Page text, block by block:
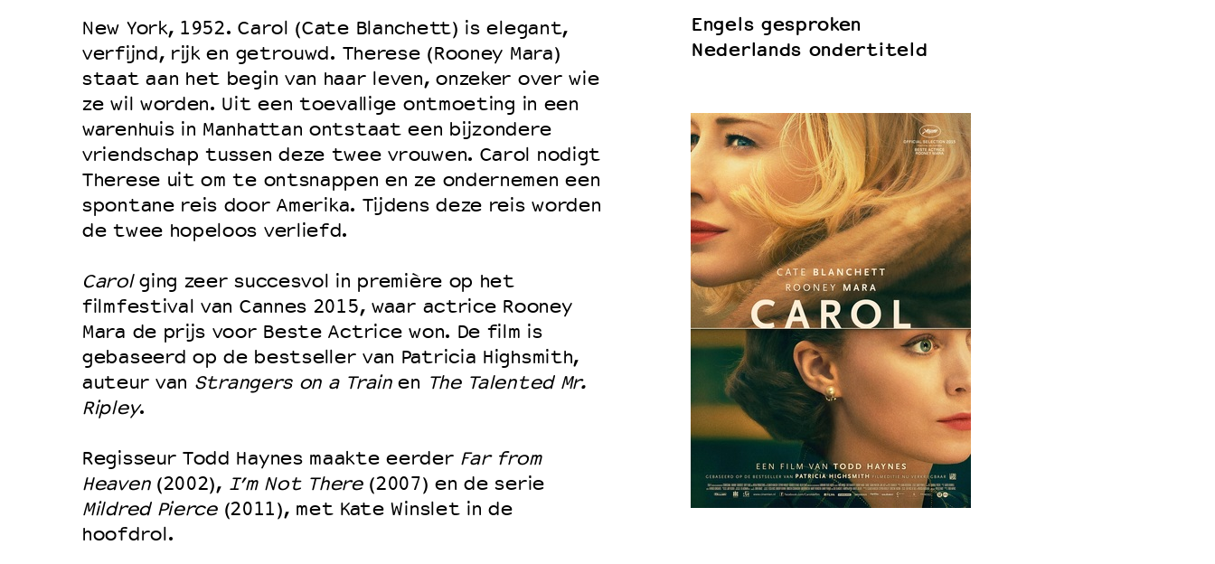
Schoolvoorstellingen
Filmprogramma’s Primair Onderwijs
Filmprogramma’s VO/MBO
Speciale educatieprogramma’s
OVER LANTARENVENSTER
Wat we doen
Wie is wie
Word vriend
Historie
Partners
Huisregels
Privacyverklaring
Integriteits- en gedragscode
Duurzaamheid
Culturele boycot Israël
New York, 1952. Carol (Cate Blanchett) is elegant,
verfijnd, rijk en getrouwd. Therese (Rooney Mara)
staat aan het begin van haar leven, onzeker over wie
ze wil worden. Uit een toevallige ontmoeting in een
warenhuis in Manhattan ontstaat een bijzondere
vriendschap tussen deze twee vrouwen. Carol nodigt
Therese uit om te ontsnappen en ze ondernemen een
spontane reis door Amerika. Tijdens deze reis worden
de twee hopeloos verliefd.
Carolging zeer succesvol in première op het
filmfestival van Cannes 2015, waar actrice Rooney
Mara de prijs voor Beste Actrice won. De film is
gebaseerd op de bestseller van Patricia Highsmith,
auteur van Strangers on a Trainen The Talented Mr.
Ripley.
Regisseur Todd Haynes maakte eerder Far from
Heaven(2002), I’m Not There(2007) en de serie
Mildred Pierce(2011), met Kate Winslet in de
hoofdrol.
Engels gesproken
Nederlands ondertiteld